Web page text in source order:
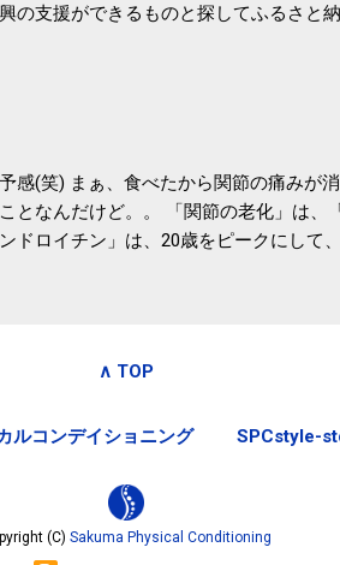
の支援ができるものと探してふるさと
めたのですが、節税になるほど稼げて
感(笑) まぁ、食べたから関節の痛みが
となんだけど。。 「関節の老化」は、
ドロイチン」は、20歳をピークにして
ロイチン」を補うことが大切。そして
イチン補給 | セルフドクターニュース
限ギリギリで食べる。 ・白い泡が全体
タレ・薬味は納豆をかき混ぜたあとに入
節の痛み・体のゆがみ予防には「納豆
こそこの金額のサプリメントを毎日飲
∧ TOP
ルコンデイショニング SPCstyle-
(C) Sakuma Physical Conditioning